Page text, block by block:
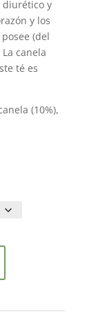
diurético y
y los
(del
canela
té es
(10%),